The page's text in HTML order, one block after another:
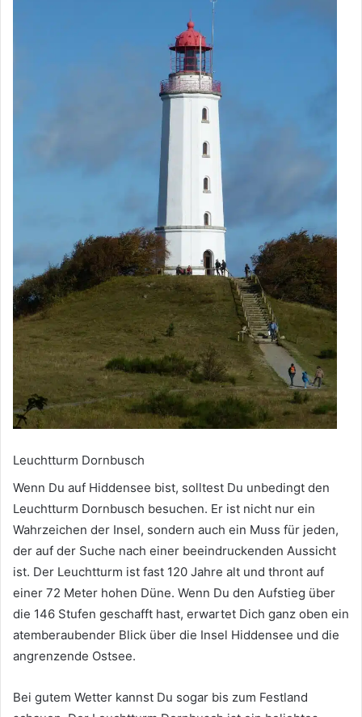
Leuchtturm Dornbusch
Wenn Du auf Hiddensee bist, solltest Du unbedingt den
Leuchtturm Dornbusch besuchen. Er ist nicht nur ein
Wahrzeichen der Insel, sondern auch ein Muss für jeden,
der auf der Suche nach einer beeindruckenden Aussicht
ist. Der Leuchtturm ist fast 120 Jahre alt und thront auf
einer 72 Meter hohen Düne. Wenn Du den Aufstieg über
die 146 Stufen geschafft hast, erwartet Dich ganz oben ein
atemberaubender Blick über die Insel Hiddensee und die
angrenzende Ostsee.
Bei gutem Wetter kannst Du sogar bis zum Festland